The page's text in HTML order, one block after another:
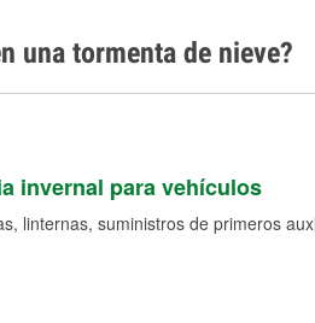
una tormenta de nieve?
invernal para vehículos
linternas, suministros de primeros